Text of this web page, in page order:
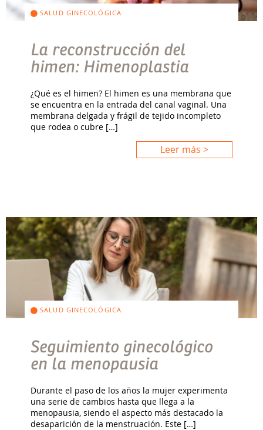
SALUD GINECOLÓGICA
La reconstrucción del
himen: Himenoplastia
¿Qué es el himen? El himen es una membrana que
se encuentra en la entrada del canal vaginal. Una
membrana delgada y frágil de tejido incompleto
que rodea o cubre […]
Leer más >
SALUD GINECOLÓGICA
Seguimiento ginecológico
en la menopausia
Durante el paso de los años la mujer experimenta
una serie de cambios hasta que llega a la
menopausia, siendo el aspecto más destacado la
desaparición de la menstruación. Este […]